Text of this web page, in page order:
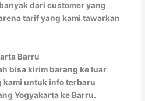
dari customer yang
tarif yang kami tawarkan
Barru
bisa kirim barang ke luar
kami untuk info terbaru
Yogyakarta ke Barru.